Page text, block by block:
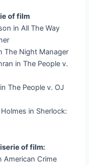
of film
in All The Way
The Night Manager
in The People v.
The People v. OJ
in Sherlock:
of film:
American Crime